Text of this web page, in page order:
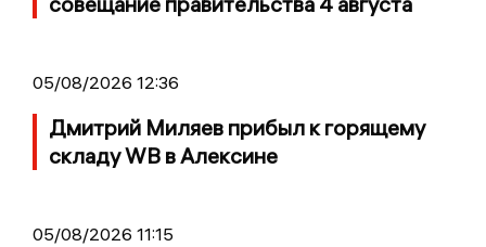
05/08/2026 12:36
Дмитрий Миляев прибыл к горящему
складу WB в Алексине
05/08/2026 11:15